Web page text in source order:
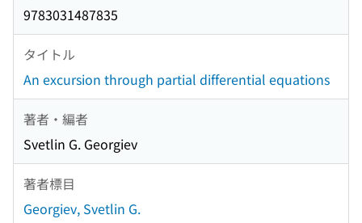
9783031487835
タイトル
An excursion through partial differential equations
著者・編者
Svetlin G. Georgiev
著者標目
Georgiev, Svetlin G.